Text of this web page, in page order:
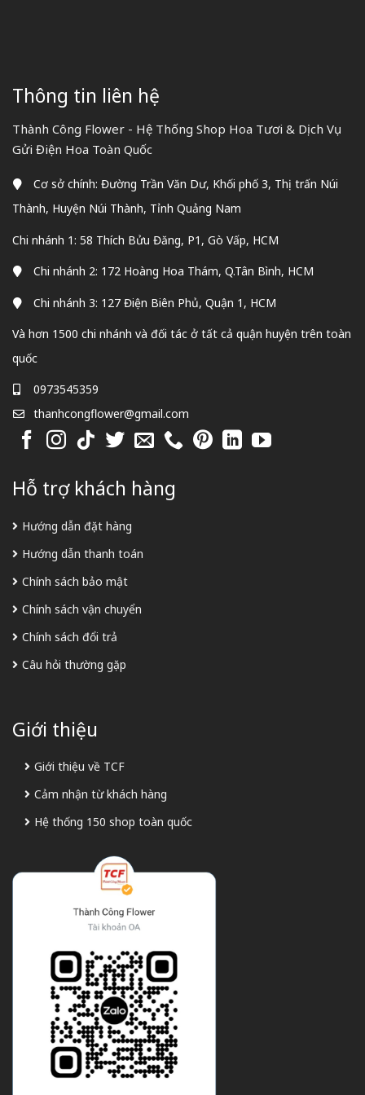
Thông tin liên hệ
Thành Công Flower - Hệ Thống Shop Hoa Tươi & Dịch Vụ
Gửi Điện Hoa Toàn Quốc
Cơ sở chính: Đường Trần Văn Dư, Khối phố 3, Thị trấn Núi
Thành, Huyện Núi Thành, Tỉnh Quảng Nam
Chi nhánh 1: 58 Thích Bửu Đăng, P1, Gò Vấp, HCM
Chi nhánh 2: 172 Hoàng Hoa Thám, Q.Tân Bình, HCM
Chi nhánh 3: 127 Điện Biên Phủ, Quận 1, HCM
Và hơn 1500 chi nhánh và đối tác ở tất cả quận huyện trên toàn
quốc
0973545359
thanhcongflower@gmail.com
Hỗ trợ khách hàng
Hướng dẫn đặt hàng
Hướng dẫn thanh toán
Chính sách bảo mật
Chính sách vận chuyển
Chính sách đổi trả
Câu hỏi thường gặp
Giới thiệu
Giới thiệu về TCF
Cảm nhận từ khách hàng
Hệ thống 150 shop toàn quốc